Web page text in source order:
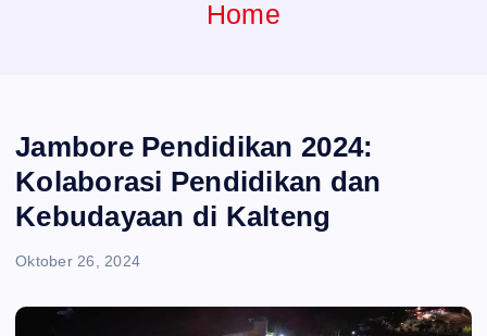
Home
Jambore Pendidikan 2024:
Kolaborasi Pendidikan dan
Kebudayaan di Kalteng
Oktober 26, 2024